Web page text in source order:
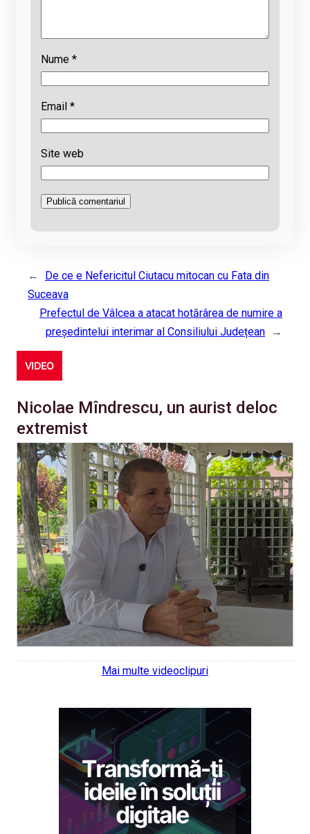
Nume *
Email *
Site web
←
De ce e Nefericitul Ciutacu mitocan cu Fata din
Suceava
Prefectul de Vâlcea a atacat hotărârea de numire a
președintelui interimar al Consiliului Județean
→
VIDEO
Nicolae Mîndrescu, un aurist deloc
extremist
Mai multe videoclipuri